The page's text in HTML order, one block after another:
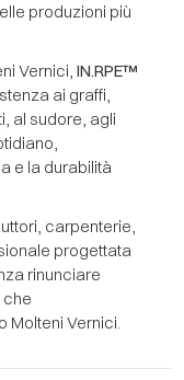
produzioni più
Vernici,IN.RPE™
ai graffi,
al sudore, agli
e la durabilità
carpenterie,
progettata
rinunciare
Molteni Vernici.